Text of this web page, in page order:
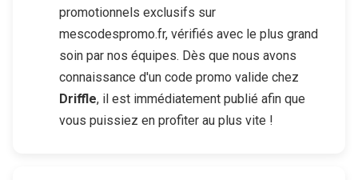
promotionnels exclusifs sur
mescodespromo.fr, vérifiés avec le plus grand
soin par nos équipes. Dès que nous avons
connaissance d'un code promo valide chez
Driffle, il est immédiatement publié afin que
vous puissiez en profiter au plus vite !